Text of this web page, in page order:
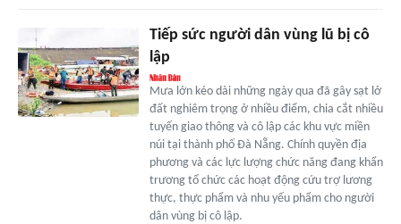
Tiếp sức người dân vùng lũ bị cô
lập
Mưa lớn kéo dài những ngày qua đã gây sạt lở
đất nghiêm trọng ở nhiều điểm, chia cắt nhiều
tuyến giao thông và cô lập các khu vực miền
núi tại thành phố Đà Nẵng. Chính quyền địa
phương và các lực lượng chức năng đang khẩn
trương tổ chức các hoạt động cứu trợ lương
thực, thực phẩm và nhu yếu phẩm cho người
dân vùng bị cô lập.